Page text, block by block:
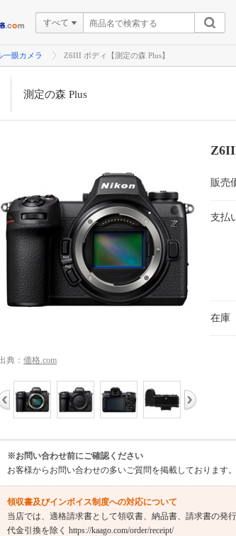
すべて
一眼カメラ Z6III ボディ【測定の森 Plus】
測定の森 Plus
典： 価格.com
販売
支払
在庫
※お問い合わせ前にご確認ください
お客様からお問い合わせの多いご質問を掲載しております
領収書及びインボイス制度への対応について
当店では、適格請求書として領収書、納品書、請求書の
代金引換を除く https://kaago.com/order/receipt/